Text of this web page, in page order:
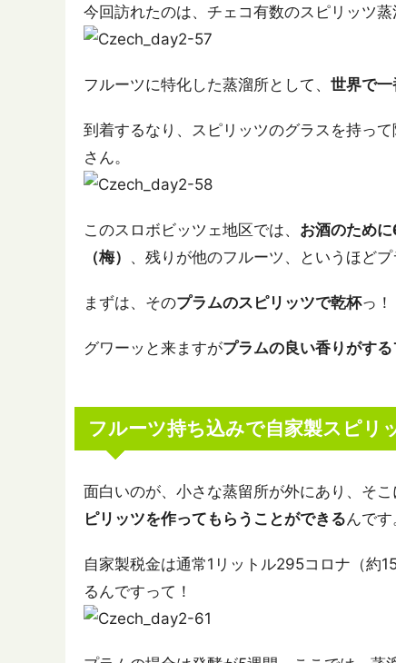
今回訪れたのは、チェコ有数のスピリッツ蒸
フルーツに特化した蒸溜所として、 世界で
到着するなり、スピリッツのグラスを持っ
さん。
このスロボビッツェ地区では、 お酒のため
（梅） 、残りが他のフルーツ、というほどプ
まずは、そのプラムのスピリッツで乾杯っ！
グワーッと来ますがプラムの良い香りがする
フルーツ持ち込みで自家製スピリ
面白いのが、小さな蒸留所が外にあり、そ
ピリッツを作ってもらうことができるんです
自家製税金は通常1リットル295コロナ（約
るんですって！